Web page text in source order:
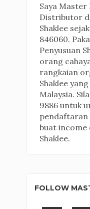
Saya Master
Distributor
Shaklee
846060.
Penyusuan
orang
rangkaian
Shaklee
Malaysia.
9886 untuk
pendaftaran
buat income
Shaklee.
FOLLOW